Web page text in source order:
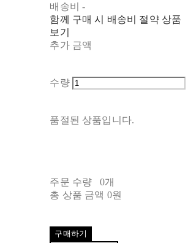
배송비-
함께 구매 시 배송비 절약 상품
보기
추가 금액
수량
품절된 상품입니다.
주문 수량
0개
총 상품 금액 0원
구매하기